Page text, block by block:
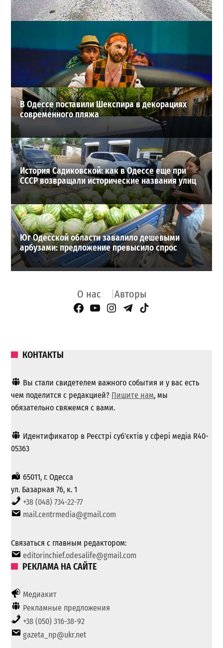
Почему из сел Одесской области исчезли автобусы и
как теперь добираются люди
ВИБОР РЕДАКЦИИ
В Одессе поставили Шекспира в декорациях
современного пляжа
История Садиковской: как в Одессе еще при
СССР возвращали исторические названия улиц
Юг Одесской области завалило дешевыми
арбузами: предложение превысило спрос
О нас Авторы
Facebook Page
YouTube
Instagram
Telegram
TikTok
КОНТАКТЫ
Вы стали свидетелем важного события и у вас есть
чем поделится с редакцией? Пишите нам, мы
обязательно свяжемся с вами.
Идентификатор в Реєстрі суб'єктів у сфері медіа R40-
05363
65011, г. Одесса
ул. Базарная 76, к. 1
+38 (048) 734-22-77
mail.centrmedia@gmail.com
Связаться с главным редактором:
editorinchief.odesalife@gmail.com
РЕКЛАМА НА САЙТЕ
Медиакит
Рекламные предложения
+38 (050) 316-38-92
gazeta_np@ukr.net